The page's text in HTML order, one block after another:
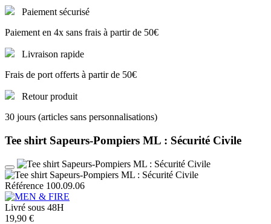
Paiement sécurisé
Paiement en 4x sans frais à partir de 50€
Livraison rapide
Frais de port offerts à partir de 50€
Retour produit
30 jours (articles sans personnalisations)
Tee shirt Sapeurs-Pompiers ML : Sécurité Civile
Référence 100.09.06
Livré sous 48H
19,90 €